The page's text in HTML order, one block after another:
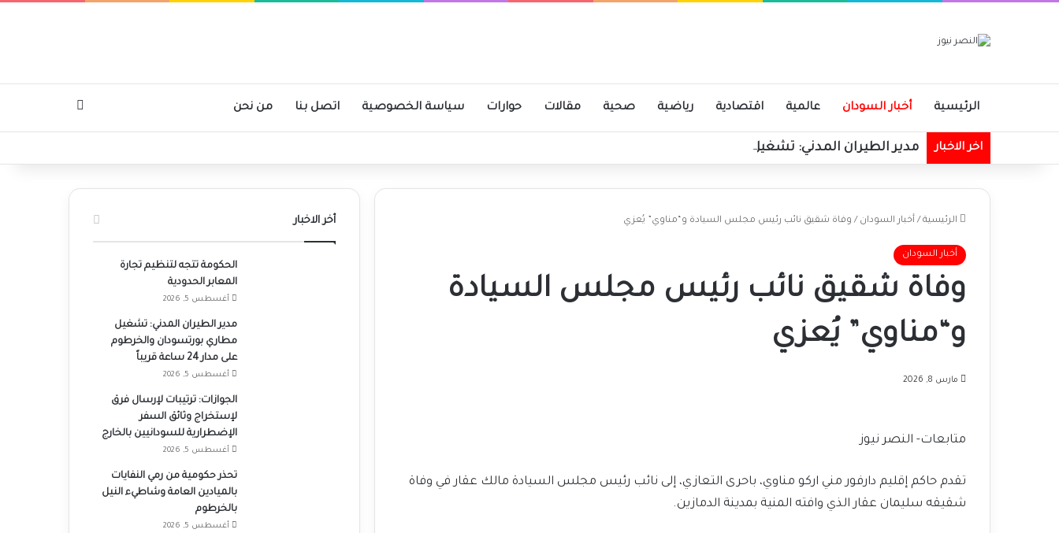
الرئيسية أخبار السودان عالمية اقتصادية رياضية صحية مقالات حوارات سياسة الخصوصية اتصل بنا من نحن
اخر الاخبار مدير الطيران المدني: تشغيل مطاري بورتسودان والخرطوم على مدار 24 ساعة قريباً
الرئيسية / أخبار السودان / وفاة شقيق نائب رئيس مجلس السيادة و“مناوي” يُعزي
أخبار السودان
وفاة شقيق نائب رئيس مجلس السيادة
و“مناوي” يُعزي
مارس 8, 2026
متابعات- النصر نيوز
تقدم حاكم إقليم دارفور مني اركو مناوي، باحرى التعازي، إلى نائب رئيس مجلس السيادة مالك عقار في وفاة
شقيقه سليمان عقار الذي وافته المنية بمدينة الدمازين.
أخر الاخبار
الحكومة تتجه لتنظيم تجارة
المعابر الحدودية
أغسطس 5, 2026
مدير الطيران المدني: تشغيل
مطاري بورتسودان والخرطوم
على مدار 24 ساعة قريباً
أغسطس 5, 2026
الجوازات: ترتيبات لإرسال فرق
لإستخراج وثائق السفر
الإضطرارية للسودانيين بالخارج
أغسطس 5, 2026
تحذر حكومية من رمي النفايات
بالميادين العامة وشاطيء النيل
بالخرطوم
أغسطس 5, 2026